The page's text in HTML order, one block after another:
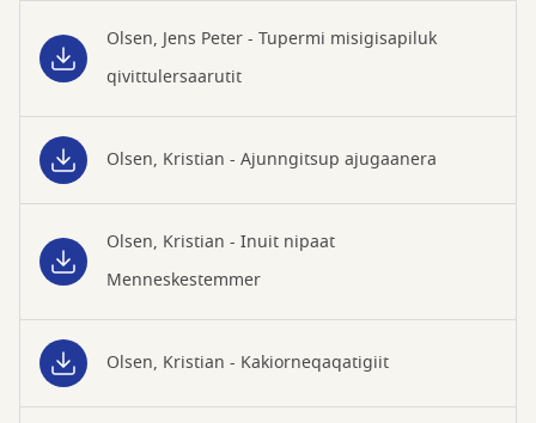
Olsen, Jens Peter - Tupermi misigisapiluk
qivittulersaarutit
Olsen, Kristian - Ajunngitsup ajugaanera
Olsen, Kristian - Inuit nipaat
Menneskestemmer
Olsen, Kristian - Kakiorneqaqatigiit